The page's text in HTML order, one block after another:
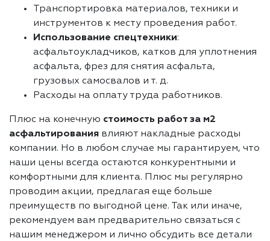
Транспортировка материалов, техники и
инструментов к месту проведения работ.
Использование спецтехники:
асфальтоукладчиков, катков для уплотнения
асфальта, фрез для снятия асфальта,
грузовых самосвалов и т. д.
Расходы на оплату труда работников.
Плюс на конечную стоимость работ за м2
асфальтирования влияют накладные расходы
компании. Но в любом случае мы гарантируем, что
наши цены всегда остаются конкурентными и
комфортными для клиента. Плюс мы регулярно
проводим акции, предлагая еще больше
преимуществ по выгодной цене. Так или иначе,
рекомендуем вам предварительно связаться с
нашим менеджером и лично обсудить все детали